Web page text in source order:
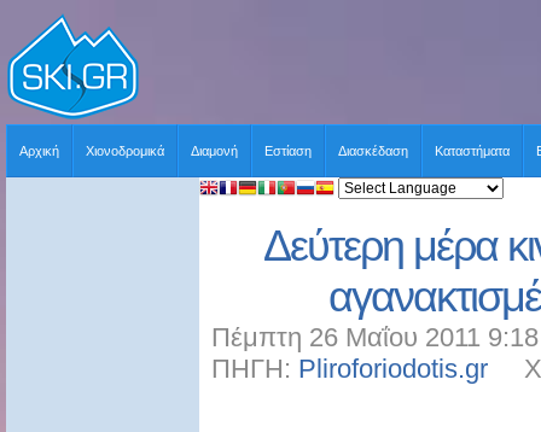
Αρχική Χιονοδρομικά Διαμονή Εστίαση Διασκέδαση Καταστήματα
Δεύτερη μέρα
Πέμπτη 26 Μαΐου 2011
ΠΗΓΗ: Pliroforiodotis.gr